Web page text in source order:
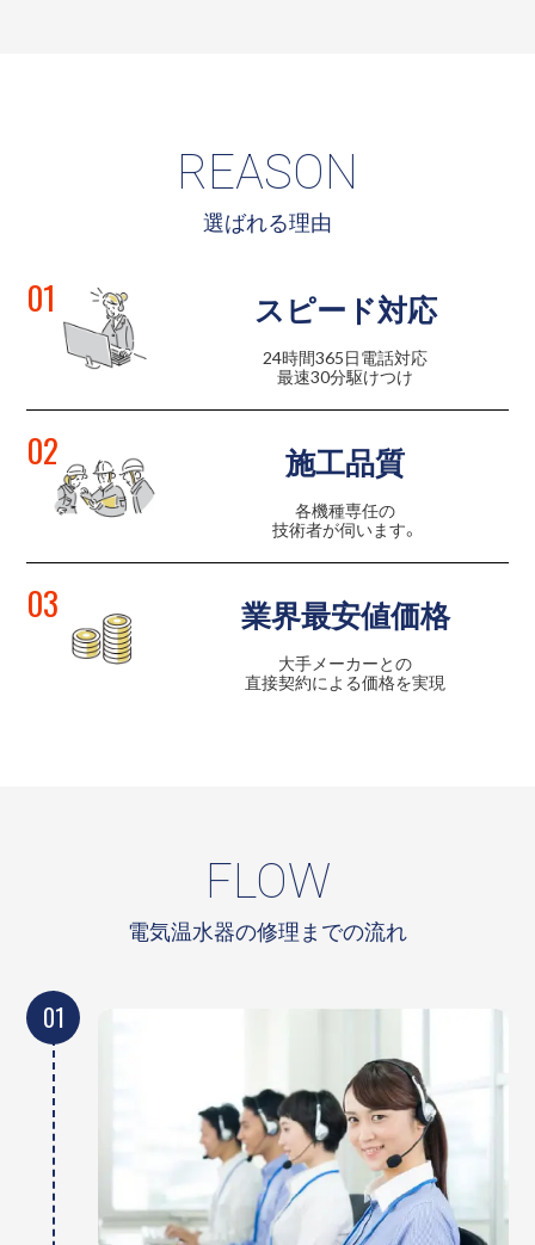
REASON
選ばれる理由
01 スピード対応
24時間365日電話対応
最速30分駆けつけ
02 施工品質
各機種専任の
技術者が伺います。
03 業界最安値価格
大手メーカーとの
直接契約による価格を実現
FLOW
電気温水器の修理までの流れ
01